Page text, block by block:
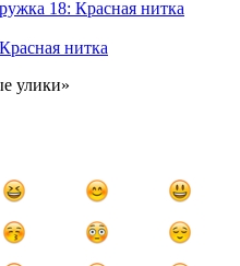
нитка
улики»